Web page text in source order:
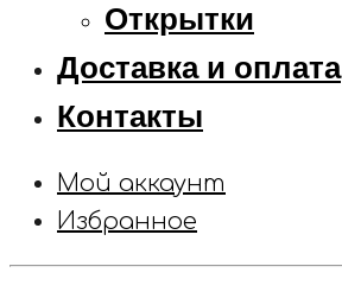
Открытки
Доставка и оплата
Контакты
Мой аккаунт
Избранное